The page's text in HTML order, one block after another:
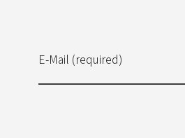
E-Mail (required)